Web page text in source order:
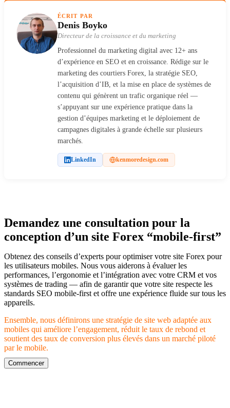
ÉCRIT PAR
Denis Boyko
Directeur de la croissance et du marketing
Professionnel du marketing digital avec 12+ ans
d’expérience en SEO et en croissance. Rédige sur le
marketing des courtiers Forex, la stratégie SEO,
l’acquisition d’IB, et la mise en place de systèmes de
contenu qui génèrent un trafic organique réel —
s’appuyant sur une expérience pratique dans la
gestion d’équipes marketing et le déploiement de
campagnes digitales à grande échelle sur plusieurs
marchés.
LinkedIn kenmoredesign.com
Demandez une consultation pour la
conception d’un site Forex “mobile-first”
Obtenez des conseils d’experts pour optimiser votre site Forex pour
les utilisateurs mobiles. Nous vous aiderons à évaluer les
performances, l’ergonomie et l’intégration avec votre CRM et vos
systèmes de trading — afin de garantir que votre site respecte les
standards SEO mobile-first et offre une expérience fluide sur tous les
appareils.
Ensemble, nous définirons une stratégie de site web adaptée aux
mobiles qui améliore l’engagement, réduit le taux de rebond et
soutient des taux de conversion plus élevés dans un marché piloté
par le mobile.
Commencer